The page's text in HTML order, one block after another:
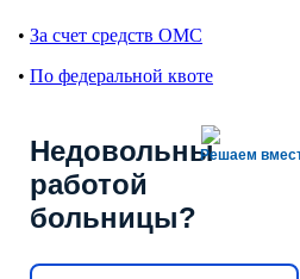
• За счет средств ОМС
• По федеральной квоте
Решаем
Недовольны
работой
больницы?